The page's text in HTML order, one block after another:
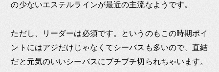
の少ないエステルラインが最近の主流なようです。
ただし、リーダーは必須です。というのもこの時期ポイ
ントにはアジだけじゃなくてシーバスも多いので、直結
だと元気のいいシーバスにブチブチ切られちゃいます。